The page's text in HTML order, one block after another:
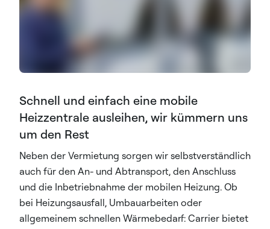
Schnell und einfach eine mobile
Heizzentrale ausleihen, wir kümmern uns
um den Rest
Neben der Vermietung sorgen wir selbstverständlich
auch für den An- und Abtransport, den Anschluss
und die Inbetriebnahme der mobilen Heizung. Ob
bei Heizungsausfall, Umbauarbeiten oder
allgemeinem schnellen Wärmebedarf: Carrier bietet